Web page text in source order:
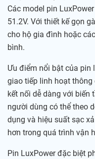
Các model pin
51.2V. Với thiết kế gọn
cho hộ gia đình hoặc
bình.
Ưu điểm nổi bật của pin
giao tiếp linh hoạt thông
kết nối dễ dàng với biến
người dùng có thể theo
dụng và hiệu suất sạc
hơn trong quá trình vận
Pin LuxPower đặc biệt